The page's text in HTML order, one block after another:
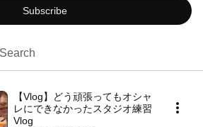
Subscribe
Search
【Vlog】どう頑張ってもオシャ
レにできなかったスタジオ練習
Vlog